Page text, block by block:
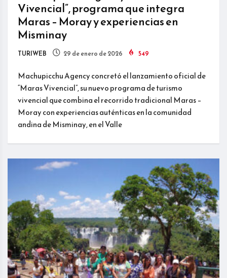
Vivencial”, programa que integra
Maras – Moray y experiencias en
Misminay
TURIWEB 29 de enero de 2026 549
Machupicchu Agency concretó el lanzamiento oficial de
“Maras Vivencial”, su nuevo programa de turismo
vivencial que combina el recorrido tradicional Maras –
Moray con experiencias auténticas en la comunidad
andina de Misminay, en el Valle